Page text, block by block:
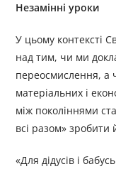
Незамінні уроки
У цьому контексті
над тим, чи ми
переосмислення, а
матеріальних і
між поколіннями
всі разом»
«Для дідусів і